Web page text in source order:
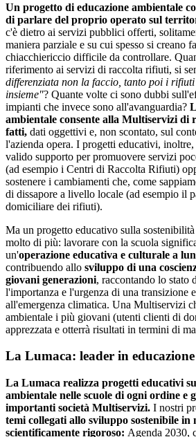
Un progetto di educazione ambientale
di parlare del proprio operato sul
c'è dietro ai servizi pubblici offerti,
maniera parziale e su cui spesso si creano
chiacchiericcio difficile da controllare.
riferimento ai servizi di raccolta rifiuti, si
differenziata non la faccio, tanto poi i
insieme"? Quante volte ci sono dubbi
impianti che invece sono all'avanguardia?
ambientale consente alla Multiservizi di
fatti, dati oggettivi e, non scontato, sul
l'azienda opera. I progetti educativi, inoltre,
valido supporto per promuovere servizi
(ad esempio i Centri di Raccolta Rifiuti)
sostenere i cambiamenti che, come
di dissapore a livello locale (ad esempio il
domiciliare dei rifiuti).
Ma un progetto educativo sulla
molto di più: lavorare con la scuola
un'operazione educativa e culturale a
contribuendo allo sviluppo di una
giovani generazioni, raccontando lo stato
l'importanza e l'urgenza di una transizione
all'emergenza climatica. Una Multiservizi
ambientale i più giovani (utenti clienti di
apprezzata e otterrà risultati in termini di
La Lumaca: leader in
La Lumaca realizza progetti educativi
ambientale nelle scuole di ogni ordine e
importanti società Multiservizi. I nostri
temi collegati allo sviluppo sostenibile in
scientificamente rigoroso: Agenda 2030,